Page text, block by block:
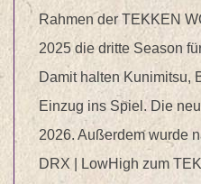
Rahmen der TEKKEN
2025 die dritte Season
Damit halten Kunimitsu,
Einzug ins Spiel. Die
2026. Außerdem wurde
DRX | LowHigh zum